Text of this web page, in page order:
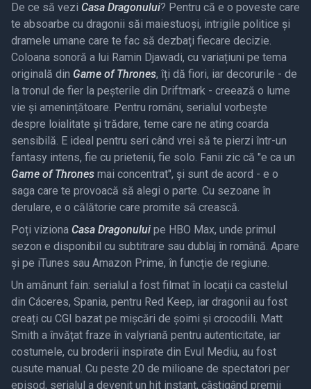
De ce să vezi Casa Dragonului? Pentru că e o poveste care
te absoarbe cu dragonii săi maiestuoși, intrigile politice și
dramele umane care te fac să dezbați fiecare decizie.
Coloana sonoră a lui Ramin Djawadi, cu variațiuni pe tema
originală din Game of Thrones, îți dă fiori, iar decorurile - de
la tronul de fier la peșterile din Driftmark - creează o lume
vie și amenințătoare. Pentru români, serialul vorbește
despre loialitate și trădare, teme care ne ating coarda
sensibilă. E ideal pentru seri când vrei să te pierzi într-un
fantasy intens, fie cu prietenii, fie solo. Fanii zic că "e ca un
Game of Thrones mai concentrat", și sunt de acord - e o
saga care te provoacă să alegi o parte. Cu sezoane în
derulare, e o călătorie care promite să crească.
Poți viziona Casa Dragonului pe HBO Max, unde primul
sezon e disponibil cu subtitrare sau dublaj în română. Apare
și pe iTunes sau Amazon Prime, în funcție de regiune.
Un amănunt fain: serialul a fost filmat în locații ca castelul
din Cáceres, Spania, pentru Red Keep, iar dragonii au fost
creați cu CGI bazat pe mișcări de șoimi și crocodili. Matt
Smith a învățat fraze în valyriană pentru autenticitate, iar
costumele, cu broderii inspirate din Evul Mediu, au fost
cusute manual. Cu peste 20 de milioane de spectatori per
episod, serialul a devenit un hit instant, câștigând premii